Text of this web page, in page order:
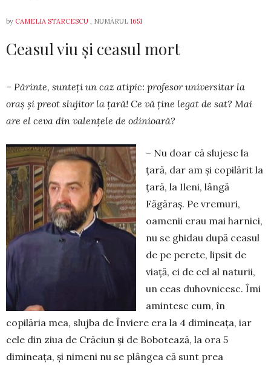
by CAMELIA STARCESCU , NUMĂRUL 1651
Ceasul viu și ceasul mort
– Părinte, sunteți un caz atipic: profesor universitar la
oraș și preot slujitor la țară! Ce vă ține legat de sat? Mai
are el ceva din valențele de odinioară?
– Nu doar că slujesc la
țară, dar am și copilărit la
țară, la Ileni, lângă
Făgăraș. Pe vremuri,
oamenii erau mai harnici,
nu se ghidau după ceasul
de pe perete, lipsit de
viață, ci de cel al naturii,
un ceas duhovnicesc. Îmi
amintesc cum, în
copilăria mea, slujba de Înviere era la 4 dimineața, iar
cele din ziua de Crăciun și de Bobotează, la ora 5
dimineața, și nimeni nu se plângea că sunt prea